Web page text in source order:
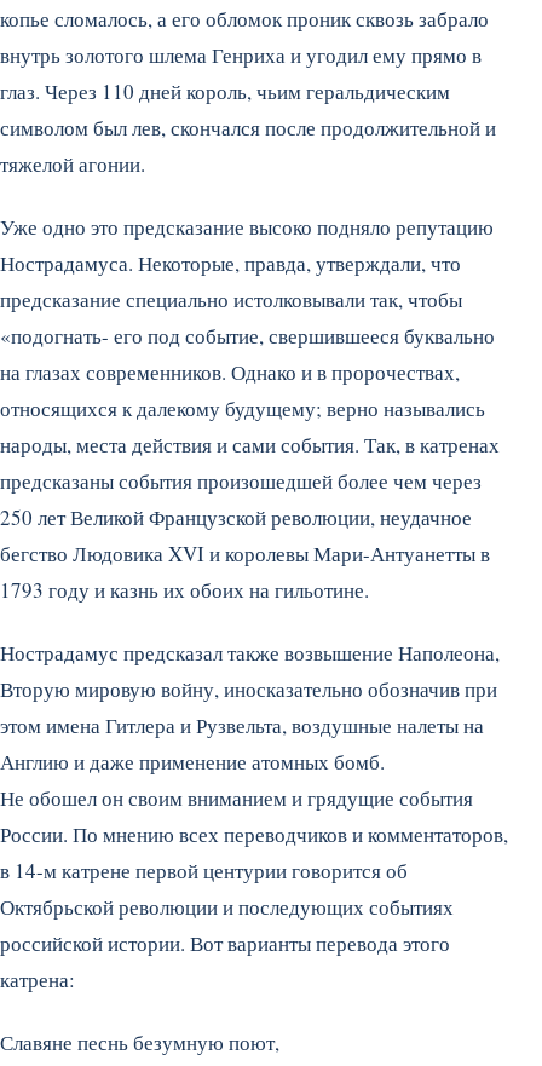
копье сломалось, а его обломок проник сквозь забрало
внутрь золотого шлема Генриха и угодил ему прямо в
глаз. Через 110 дней король, чьим геральдическим
символом был лев, скончался после продолжительной и
тяжелой агонии.
Уже одно это предсказание высоко подняло репутацию
Нострадамуса. Некоторые, правда, утверждали, что
предсказание специально истолковывали так, чтобы
«подогнать- его под событие, свершившееся буквально
на глазах современников. Однако и в пророчествах,
относящихся к далекому будущему; верно назывались
народы, места действия и сами события. Так, в катренах
предсказаны события произошедшей более чем через
250 лет Великой Французской революции, неудачное
бегство Людовика XVI и королевы Мари-Антуанетты в
1793 году и казнь их обоих на гильотине.
Нострадамус предсказал также возвышение Наполеона,
Вторую мировую войну, иносказательно обозначив при
этом имена Гитлера и Рузвельта, воздушные налеты на
Англию и даже применение атомных бомб.
Не обошел он своим вниманием и грядущие события
России. По мнению всех переводчиков и комментаторов,
в 14-м катрене первой центурии говорится об
Октябрьской революции и последующих событиях
российской истории. Вот варианты перевода этого
катрена:
Славяне песнь безумную поют,